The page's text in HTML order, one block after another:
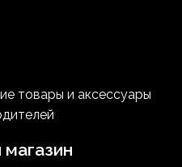
товары и аксессуары